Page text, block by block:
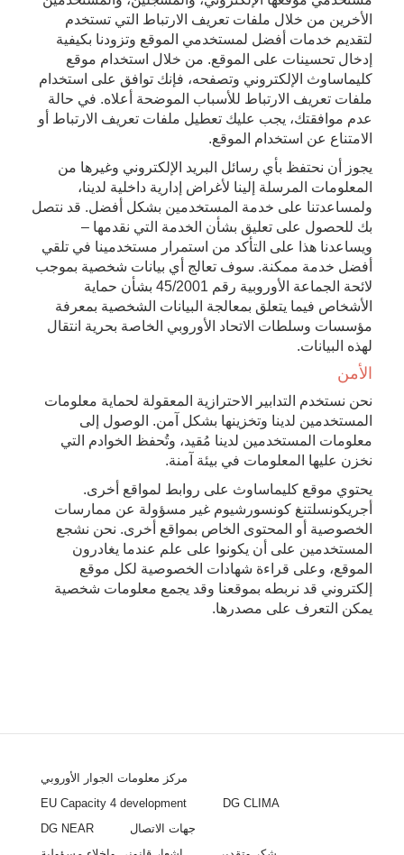
الأخرين من خلال ملفات تعريف الارتباط التي تستخدم
لتقديم خدمات أفضل لمستخدمي الموقع وتزودنا بكيفية
إدخال تحسينات على الموقع. من خلال استخدام موقع
كليماساوث الإلكتروني وتصفحه، فإنك توافق على استخدام
ملفات تعريف الارتباط للأسباب الموضحة أعلاه. في حالة
عدم موافقتك، يجب عليك تعطيل ملفات تعريف الارتباط أو
الامتناع عن استخدام الموقع.
يجوز أن نحتفظ بأي رسائل البريد الإلكتروني وغيرها من
المعلومات المرسلة إلينا لأغراض إدارية داخلية لدينا،
ولمساعدتنا على خدمة المستخدمين بشكل أفضل. قد نتصل
بك للحصول على تعليق بشأن الخدمة التي نقدمها –
ويساعدنا هذا على التأكد من استمرار مستخدمينا في تلقي
أفضل خدمة ممكنة. سوف تعالج أي بيانات شخصية بموجب
لائحة الجماعة الأوروبية رقم 45/2001 بشأن حماية
الأشخاص فيما يتعلق بمعالجة البيانات الشخصية بمعرفة
مؤسسات وسلطات الاتحاد الأوروبي الخاصة بحرية انتقال
لهذه البيانات.
الأمن
نحن نستخدم التدابير الاحترازية المعقولة لحماية معلومات
المستخدمين لدينا وتخزينها بشكل آمن. الوصول إلى
معلومات المستخدمين لدينا مُقيد، وتُحفظ الخوادم التي
نخزن عليها المعلومات في بيئة آمنة.
يحتوي موقع كليماساوث على روابط لمواقع أخرى.
أجريكونسلتنغ كونسورشيوم غير مسؤولة عن ممارسات
الخصوصية أو المحتوى الخاص بمواقع أخرى. نحن نشجع
المستخدمين على أن يكونوا على علم عندما يغادرون
الموقع، وعلى قراءة شهادات الخصوصية لكل موقع
إلكتروني قد نربطه بموقعنا وقد يجمع معلومات شخصية
يمكن التعرف على مصدرها.
مركز معلومات الجوار الأوروبي
EU Capacity 4 development
DG CLIMA
DG NEAR
جهات الاتصال